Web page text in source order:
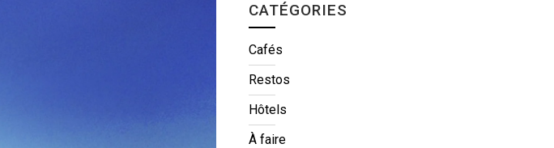
CATÉGORIES
Cafés
Restos
Hôtels
À faire